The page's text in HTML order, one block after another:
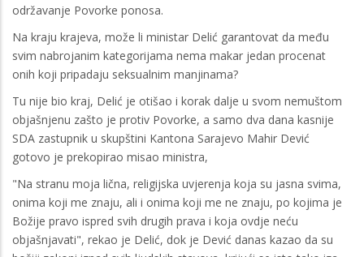
održavanje Povorke ponosa.
Na kraju krajeva, može li ministar Delić garantovat da među
svim nabrojanim kategorijama nema makar jedan procenat
onih koji pripadaju seksualnim manjinama?
Tu nije bio kraj, Delić je otišao i korak dalje u svom nemuštom
objašnjenu zašto je protiv Povorke, a samo dva dana kasnije
SDA zastupnik u skupštini Kantona Sarajevo Mahir Dević
gotovo je prekopirao misao ministra,
"Na stranu moja lična, religijska uvjerenja koja su jasna svima,
onima koji me znaju, ali i onima koji me ne znaju, po kojima je
Božije pravo ispred svih drugih prava i koja ovdje neću
objašnjavati", rekao je Delić, dok je Dević danas kazao da su